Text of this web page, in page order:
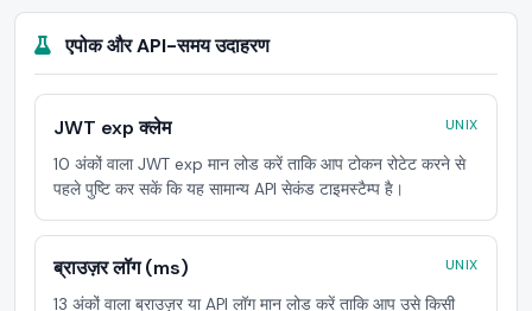
एपोक और API-समय उदाहरण
JWT exp क्लेम UNIX
10 अंकों वाला JWT exp मान लोड करें ताकि आप टोकन रोटेट करने से
पहले पुष्टि कर सकें कि यह सामान्य API सेकंड टाइमस्टैम्प है।
ब्राउज़र लॉग (ms) UNIX
13 अंकों वाला ब्राउज़र या API लॉग मान लोड करें ताकि आप उसे किसी